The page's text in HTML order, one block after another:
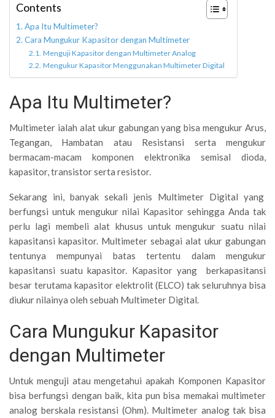
Contents
Apa Itu Multimeter?
Cara Mungukur Kapasitor dengan Multimeter
Menguji Kapasitor dengan Multimeter Analog
Mengukur Kapasitor Menggunakan Multimeter Digital
Apa Itu Multimeter?
Multimeter ialah alat ukur gabungan yang bisa mengukur Arus,
Tegangan, Hambatan atau Resistansi serta mengukur
bermacam-macam komponen elektronika semisal dioda,
kapasitor, transistor serta resistor.
Sekarang ini, banyak sekali jenis Multimeter Digital yang
berfungsi untuk mengukur nilai Kapasitor sehingga Anda tak
perlu lagi membeli alat khusus untuk mengukur suatu nilai
kapasitansi kapasitor. Multimeter sebagai alat ukur gabungan
tentunya mempunyai batas tertentu dalam mengukur
kapasitansi suatu kapasitor. Kapasitor yang berkapasitansi
besar terutama kapasitor elektrolit (ELCO) tak seluruhnya bisa
diukur nilainya oleh sebuah Multimeter Digital.
Cara Mungukur Kapasitor
dengan Multimeter
Untuk menguji atau mengetahui apakah Komponen Kapasitor
bisa berfungsi dengan baik, kita pun bisa memakai multimeter
analog berskala resistansi (Ohm). Multimeter analog tak bisa